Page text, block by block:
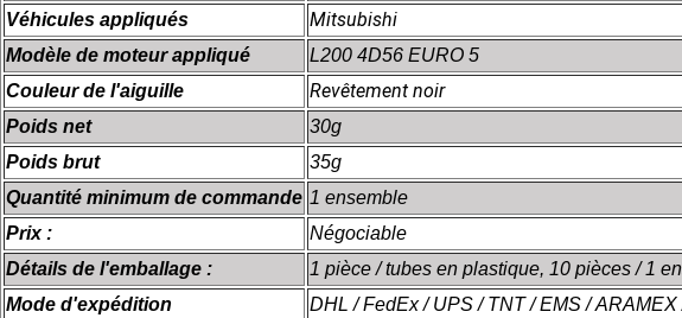
Véhicules appliqués
Mitsubishi
Modèle de moteur appliqué
L200 4D56 EURO 5
Couleur de l'aiguille
Revêtement noir
Poids net
30g
Poids brut
35g
Quantité minimum de commande 1 ensemble
Prix :
Négociable
Détails de l'emballage :
1 pièce / tubes en plastique, 10 pièces / 1
Mode d'expédition
DHL / FedEx / UPS / TNT / EMS /